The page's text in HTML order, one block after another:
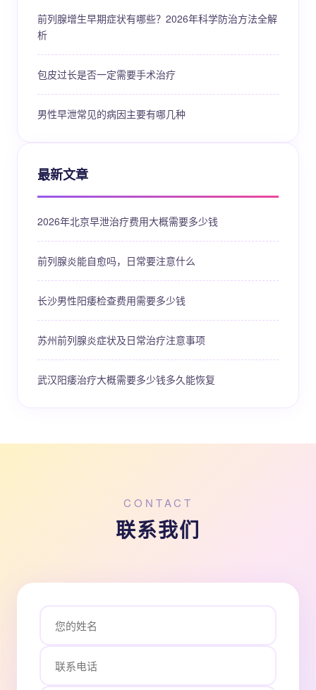
前列腺增生早期症状有哪些？2026年科学防治方法全解
析
包皮过长是否一定需要手术治疗
男性早泄常见的病因主要有哪几种
最新文章
2026年北京早泄治疗费用大概需要多少钱
前列腺炎能自愈吗，日常要注意什么
长沙男性阳痿检查费用需要多少钱
苏州前列腺炎症状及日常治疗注意事项
武汉阳痿治疗大概需要多少钱多久能恢复
CONTACT
联系我们